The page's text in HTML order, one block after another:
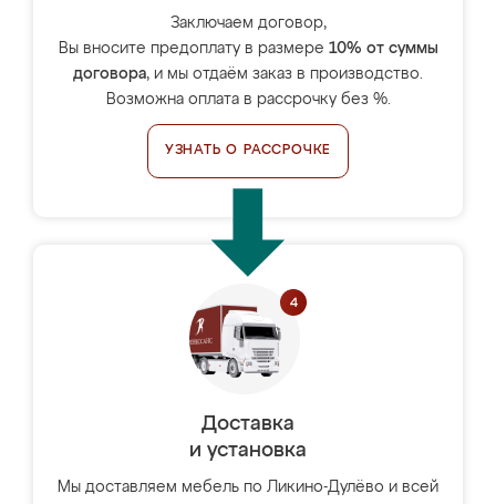
Заключаем договор,
Вы вносите предоплату в размере 10% от суммы
договора, и мы отдаём заказ в производство.
Возможна оплата в рассрочку без %.
УЗНАТЬ О РАССРОЧКЕ
Доставка
и установка
Мы доставляем мебель по Ликино-Дулёво и всей